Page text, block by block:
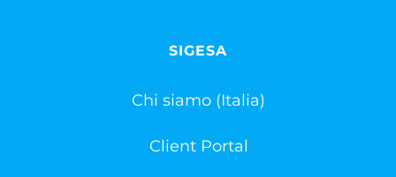
SIGESA
Chi siamo (Italia)
Client Portal